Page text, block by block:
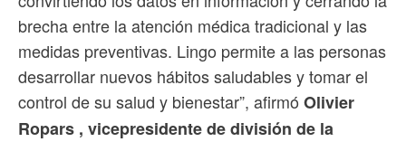
brecha entre la atención médica tradicional y las
medidas preventivas. Lingo permite a las personas
desarrollar nuevos hábitos saludables y tomar el
control de su salud y bienestar”, afirmó Olivier
Ropars , vicepresidente de división de la